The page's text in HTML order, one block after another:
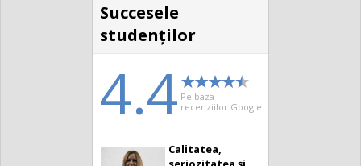
Succesele
studenţilor
4.4 Pe baza
recenziilor Google.
Calitatea,